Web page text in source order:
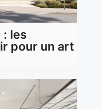
: les
pour un art